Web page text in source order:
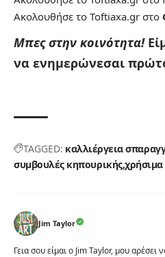
Ακολουθήσε το Toftiaxa.gr στο
Μπες στην κοινότητα!
να ενημερώνεσαι
TAGGED: καλλιέργεια
συμβουλές κηπουρικήςχρήσιμα
Jim Taylor
Γεια σου είμαι ο Jim Taylor, μου